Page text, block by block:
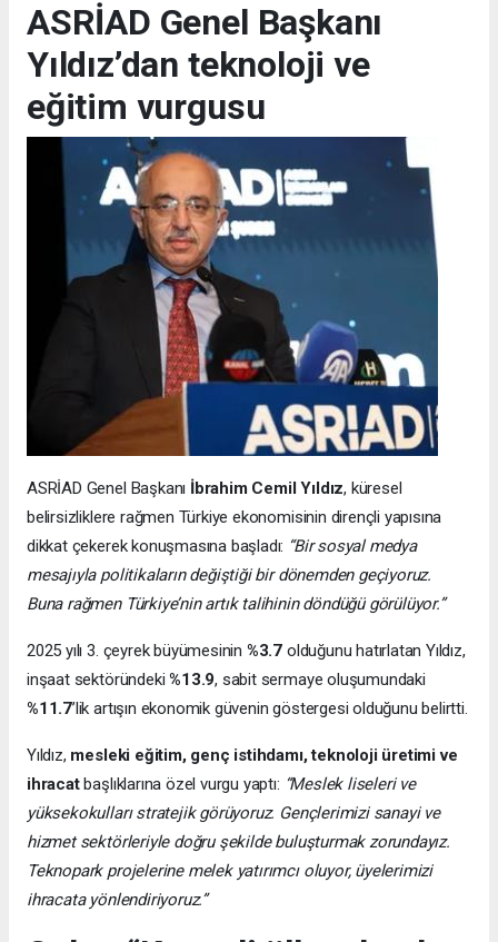
ASRİAD Genel Başkanı
Yıldız’dan teknoloji ve
eğitim vurgusu
ASRİAD Genel Başkanı İbrahim Cemil Yıldız, küresel
belirsizliklere rağmen Türkiye ekonomisinin dirençli yapısına
dikkat çekerek konuşmasına başladı: “Bir sosyal medya
mesajıyla politikaların değiştiği bir dönemden geçiyoruz.
Buna rağmen Türkiye’nin artık talihinin döndüğü görülüyor.”
2025 yılı 3. çeyrek büyümesinin %3.7 olduğunu hatırlatan Yıldız,
inşaat sektöründeki%13.9, sabit sermaye oluşumundaki
%11.7’lik artışın ekonomik güvenin göstergesi olduğunu belirtti.
Yıldız, mesleki eğitim, genç istihdamı, teknoloji üretimi ve
ihracatbaşlıklarına özel vurgu yaptı: “Meslek liseleri ve
yüksekokulları stratejik görüyoruz. Gençlerimizi sanayi ve
hizmet sektörleriyle doğru şekilde buluşturmak zorundayız.
Teknopark projelerine melek yatırımcı oluyor, üyelerimizi
ihracata yönlendiriyoruz.”